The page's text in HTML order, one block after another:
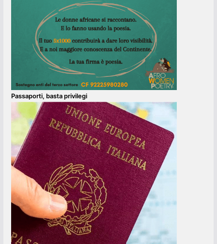
Passaporti, basta privilegi